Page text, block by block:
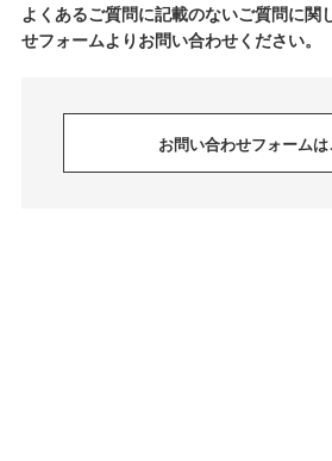
よくあるご質問に記載のないご質問に関
せフォームよりお問い合わせください。
お問い合わせフォームは